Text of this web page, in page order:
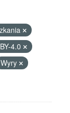
4.0
Wyry